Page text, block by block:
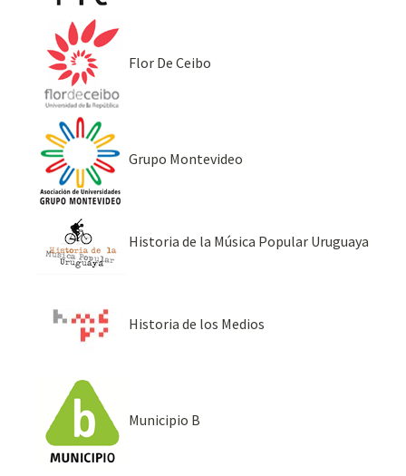
Flor De Ceibo
Grupo Montevideo
Historia de la Música Popular Uruguaya
Historia de los Medios
Municipio B